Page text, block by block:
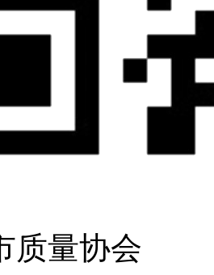
质量协会